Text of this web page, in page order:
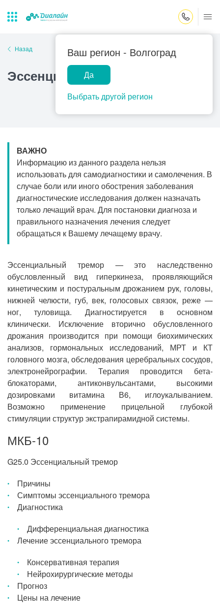
Ваш регион - Волгоград
Да
Выбрать другой регион
Лаборатории
Центр помощи
на дому
Закрыть поиск
Популярные запросы
Прием гинеколога
Прием гастроэнтеролога
Прием офтальмолога
Прием уролога
Прием хирурга
Прием кардиолога
Назад
Эссенциальный тремор
ВАЖНО
Информацию из данного раздела нельзя
использовать для самодиагностики и самолечения. В
случае боли или иного обострения заболевания
диагностические исследования должен назначать
только лечащий врач. Для постановки диагноза и
правильного назначения лечения следует
обращаться к Вашему лечащему врачу.
Эссенциальный тремор — это наследственно
обусловленный вид гиперкинеза, проявляющийся
кинетическим и постуральным дрожанием рук, головы,
нижней челюсти, губ, век, голосовых связок, реже —
ног, туловища. Диагностируется в основном
клинически. Исключение вторично обусловленного
дрожания производится при помощи биохимических
анализов, гормональных исследований, МРТ и КТ
головного мозга, обследования церебральных сосудов,
электронейрографии. Терапия проводится бета-
блокаторами, антиконвульсантами, высокими
дозировками витамина В6, иглоукалыванием.
Возможно применение прицельной глубокой
стимуляции структур экстрапирамидной системы.
МКБ-10
G25.0 Эссенциальный тремор
Причины
Симптомы эссенциального тремора
Диагностика
Дифференциальная диагностика
Лечение эссенциального тремора
Консервативная терапия
Нейрохирургические методы
Прогноз
Цены на лечение